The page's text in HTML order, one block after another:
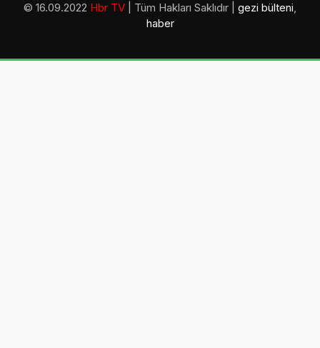
© 16.09.2022 Hbr TV | Tüm Hakları Saklıdır | gezi bülteni,
haber